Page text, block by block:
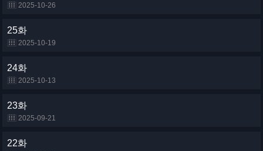
2025-10-26
25화
2025-10-19
24화
2025-10-13
23화
2025-09-21
22화